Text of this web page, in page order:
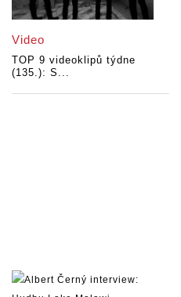
Video
TOP 9 videoklipů týdne
(135.): S...